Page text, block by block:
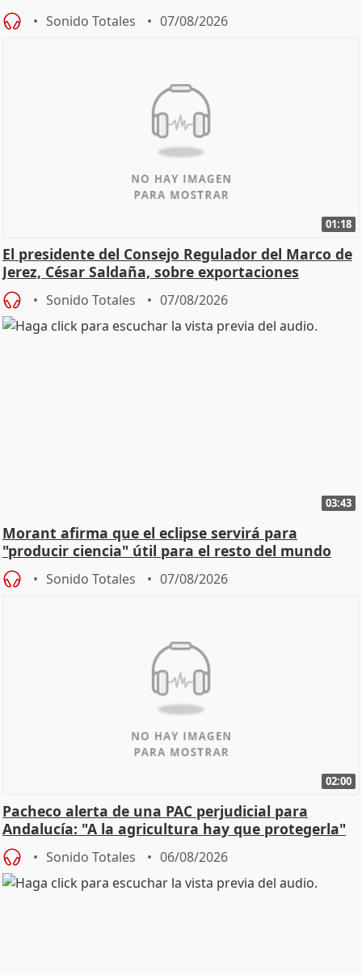
Sonido Totales 07/08/2026
01:18
El presidente del Consejo Regulador del Marco de
Jerez, César Saldaña, sobre exportaciones
Sonido Totales 07/08/2026
03:43
Morant afirma que el eclipse servirá para
"producir ciencia" útil para el resto del mundo
Sonido Totales 07/08/2026
02:00
Pacheco alerta de una PAC perjudicial para
Andalucía: "A la agricultura hay que protegerla"
Sonido Totales 06/08/2026